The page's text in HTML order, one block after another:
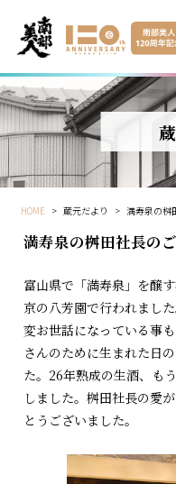
HOME > 蔵元だより > 満寿泉の桝
満寿泉の桝田社長の
富山県で「満寿泉」を醸
京の八芳園で行われまし
変お世話になっている事
さんのために生まれた日
た。26年熟成の生酒、も
しました。桝田社長の愛
とうございました。